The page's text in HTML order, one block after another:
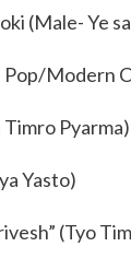
(Male- Ye
Pop/Modern
Pyarma)
Yasto)
(Tyo